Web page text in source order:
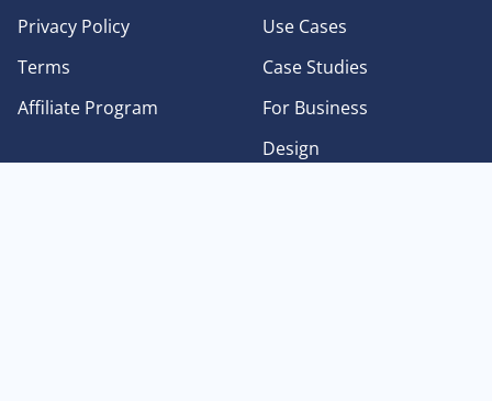
Privacy Policy
Terms
Affiliate Program
Use Cases
Case Studies
For Business
Design